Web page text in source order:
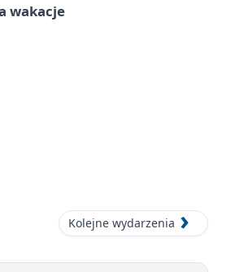
wakacje
Kolejne wydarzenia